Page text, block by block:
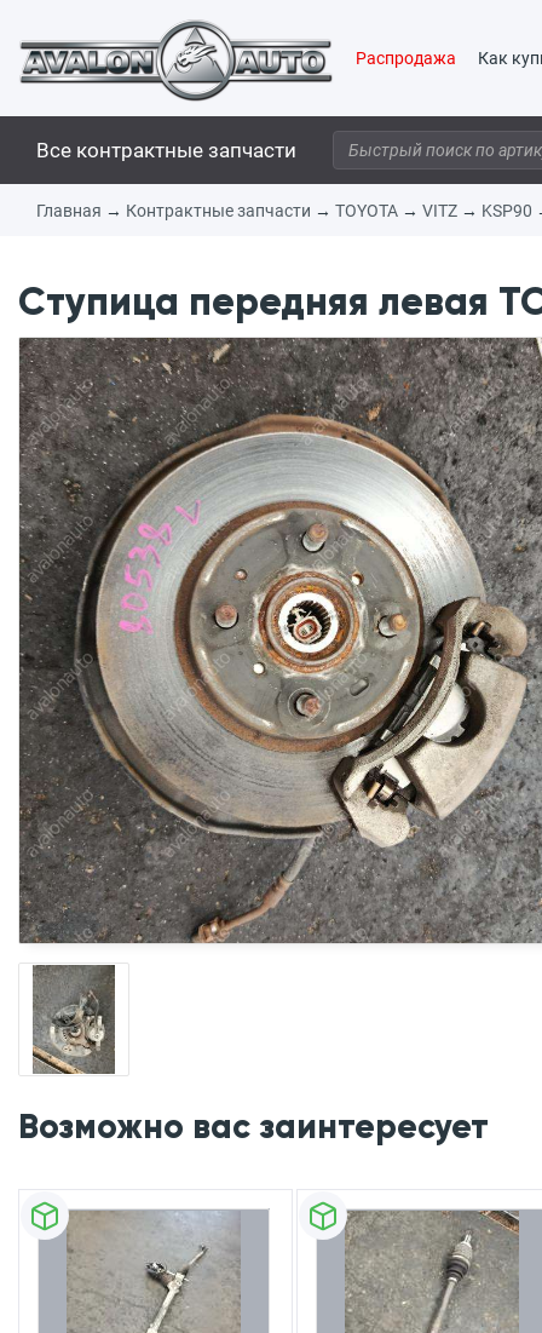
Распродажа Как
Все контрактные запчасти
Главная → Контрактные запчасти → TOYOTA → VITZ → KSP90
Ступица передняя левая
Возможно вас заинтересует